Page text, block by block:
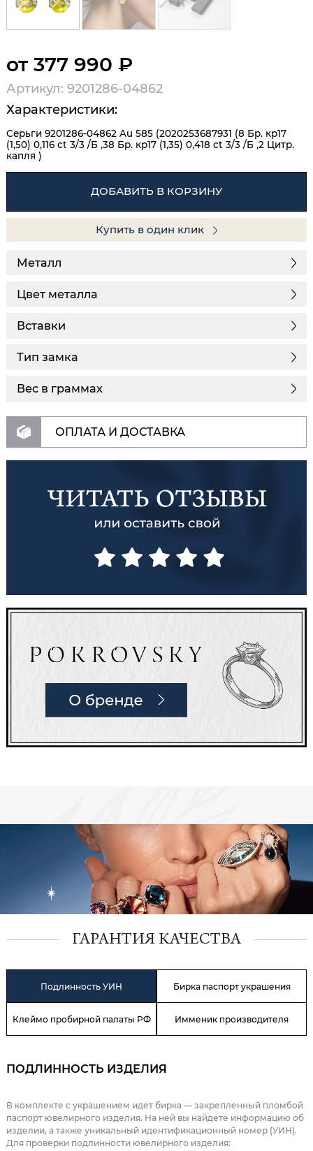
от 377 990 ₽
Артикул: 9201286-04862
Характеристики:
Серьги 9201286-04862 Au 585 (2020253687931 (8 Бр. кр17
(1,50) 0,116 ct 3/3 /Б ,38 Бр. кр17 (1,35) 0,418 ct 3/3 /Б ,2 Цитр.
капля )
ДОБАВИТЬ В КОРЗИНУ
Купить в один клик
Металл
Цвет металла
Вставки
Тип замка
Вес в граммах
ОПЛАТА И ДОСТАВКА
ГАРАНТИЯ КАЧЕСТВА
Подлинность УИН Бирка паспорт украшения
Клеймо пробирной палаты РФ Имменик производителя
ПОДЛИННОСТЬ ИЗДЕЛИЯ
В комплекте с украшением идет бирка — закрепленный пломбой
паспорт ювелирного изделия. На ней вы найдете информацию об
изделии, а также уникальный идентификационный номер (УИН).
Для проверки подлинности ювелирного изделия: